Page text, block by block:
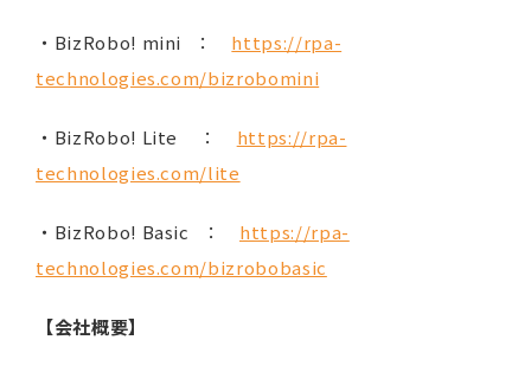
・BizRobo! mini ： https://rpa-
technologies.com/bizrobomini
・BizRobo! Lite ： https://rpa-
technologies.com/lite
・BizRobo! Basic ： https://rpa-
technologies.com/bizrobobasic
【会社概要】